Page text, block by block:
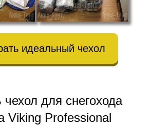
идеальный чехол
чехол для снегохода
Viking Professional